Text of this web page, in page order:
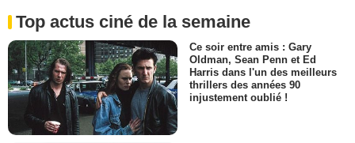
Top actus ciné de la semaine
Ce soir entre amis : Gary
Oldman, Sean Penn et Ed
Harris dans l'un des meilleurs
thrillers des années 90
injustement oublié !